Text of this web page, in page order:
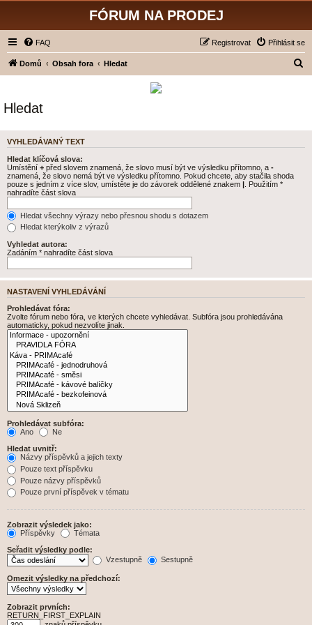
FÓRUM NA PRODEJ
FAQ Přihlásit se
Registrovat
Domů Obsah fora Hledat
a
t
Hledat
VYHLEDÁVANÝ TEXT
Hledat klíčová slova:
Umístění + před slovem znamená, že slovo musí být ve výsledku přítomno, a -
znamená, že slovo nemá být ve výsledku přítomno. Pokud chcete, aby stačila shoda
pouze s jedním z více slov, umístěte je do závorek oddělené znakem | . Použitím *
nahradíte část slova
Hledat všechny výrazy nebo přesnou shodu s dotazem
Hledat kterýkoliv z výrazů
Vyhledat autora:
Zadáním * nahradíte část slova
NASTAVENÍ VYHLEDÁVÁNÍ
Prohledávat fóra:
Zvolte fórum nebo fóra, ve kterých chcete vyhledávat. Subfóra jsou prohledávána
automaticky, pokud nezvolíte jinak.
Prohledávat subfóra:
Ano
Ne
Hledat uvnitř:
Názvy příspěvků a jejich texty
Pouze text příspěvku
Pouze názvy příspěvků
Pouze první příspěvek v tématu
Zobrazit výsledek jako:
Příspěvky
Témata
Seřadit výsledky podle:
Vzestupně
Sestupně
Omezit výsledky na předchozí:
Zobrazit prvních:
RETURN_FIRST_EXPLAIN